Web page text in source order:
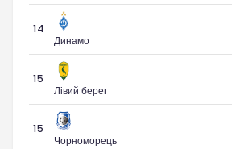
14
Динамо
15
Лівий берег
15
Чорноморець